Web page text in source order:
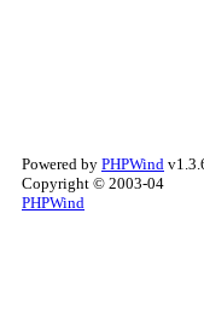
Powered by PHPWind
Copyright © 2003-04
PHPWind